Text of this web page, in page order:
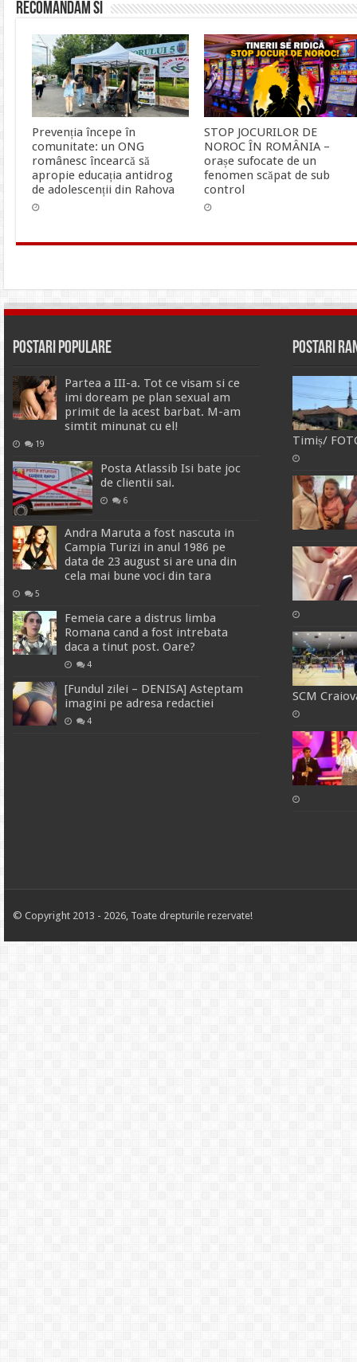
Recomandam si
Prevenția începe în
comunitate: un ONG
românesc încearcă să
apropie educația antidrog
de adolescenții din Rahova
STOP JOCURILOR DE
NOROC ÎN ROMÂNIA –
orașe sufocate de un
fenomen scăpat de sub
control
Postari Populare
Partea a III-a. Tot ce visam si ce
imi doream pe plan sexual am
primit de la acest barbat. M-am
simtit minunat cu el!
19
Posta Atlassib Isi bate joc
de clientii sai.
6
Andra Maruta a fost nascuta in
Campia Turizi in anul 1986 pe
data de 23 august si are una din
cela mai bune voci din tara
5
Femeia care a distrus limba
Romana cand a fost intrebata
daca a tinut post. Oare?
4
[Fundul zilei – DENISA] Asteptam
imagini pe adresa redactiei
4
Postari
Timiș/
SCM
© Copyright 2013 - 2026, Toate drepturile rezervate!